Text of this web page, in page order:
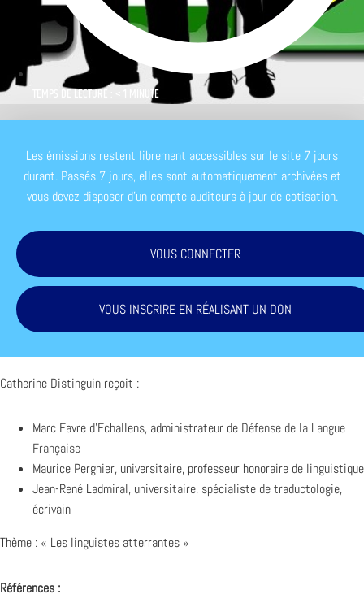
TEMPS DE LECTURE : < 1 MINUTE
Les émissions restent librement accessibles sur le site 7 jours
durant. Passés 7 jours, elles sont automatiquement archivées et
vous devez disposer d'un compte auditeurs à jour de cotisation.
VOUS CONNECTER
VOUS INSCRIRE EN RÉALISANT UN DON
Catherine Distinguin reçoit :
Marc Favre d’Echallens, administrateur de Défense de la Langue
Française
Maurice Pergnier, universitaire, professeur honoraire de linguistique
Jean-René Ladmiral, universitaire, spécialiste de traductologie,
écrivain
Thème : « Les linguistes atterrantes »
Références :